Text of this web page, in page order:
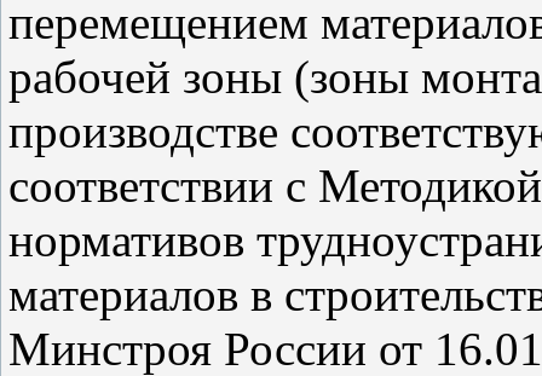
перемещением
рабочей зоны (зоны
производстве
соответствии с
нормативов
материалов в
Минстроя России от